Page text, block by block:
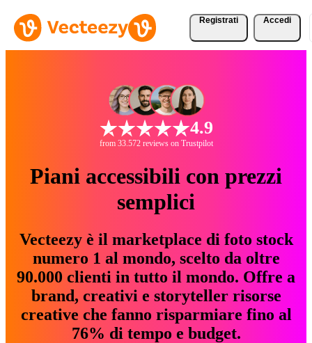
Registrati Accedi
4.9
from 33.572 reviews on Trustpilot
Piani accessibili con prezzi
semplici
Vecteezy è il marketplace di foto stock
numero 1 al mondo, scelto da oltre
90.000 clienti in tutto il mondo. Offre a
brand, creativi e storyteller risorse
creative che fanno risparmiare fino al
76% di tempo e budget.